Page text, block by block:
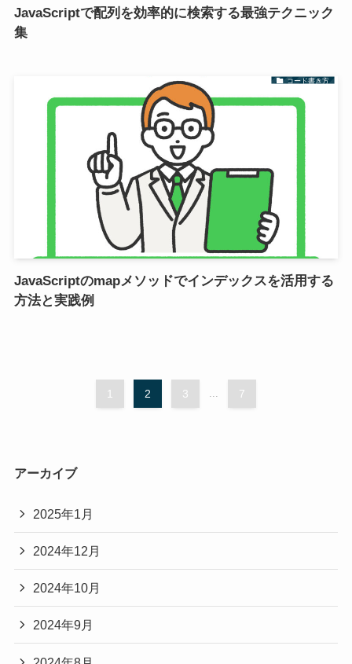
JavaScriptで配列を効率的に検索する最強テクニック
集
コード書き方
JavaScriptのmapメソッドでインデックスを活用する
方法と実践例
1 2 3 ... 7
アーカイブ
2025年1月
2024年12月
2024年10月
2024年9月